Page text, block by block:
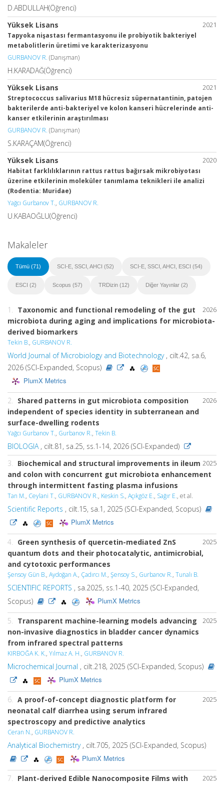
D.ABDULLAH(Öğrenci)
2021
Yüksek Lisans
Tapyoka nişastası fermantasyonu ile probiyotik bakteriyel
metabolitlerin üretimi ve karakterizasyonu
GURBANOV R. (Danışman)
H.KARADAĞ(Öğrenci)
2021
Yüksek Lisans
Streptococcus salivarius M18 hücresiz süpernatantinin, patojen
bakterilerde anti-bakteriyel ve kolon kanseri hücrelerinde anti-
kanser etkilerinin araştırılması
GURBANOV R. (Danışman)
S.KARAÇAM(Öğrenci)
2020
Yüksek Lisans
Habitat farklılıklarının rattus rattus bağırsak mikrobiyotası
üzerine etkilerinin moleküler tanımlama teknikleri ile analizi
(Rodentia: Muridae)
Yağcı Gurbanov T., GURBANOV R.
U.KABAOĞLU(Öğrenci)
Makaleler
Tümü (71) SCI-E, SSCI, AHCI (52) SCI-E, SSCI, AHCI, ESCI (54)
ESCI (2) Scopus (57) TRDizin (12) Diğer Yayınlar (2)
2026
1. Taxonomic and functional remodeling of the gut
microbiota during aging and implications for microbiota-
derived biomarkers
Tekin B., GURBANOV R.
World Journal of Microbiology and Biotechnology, cilt.42, sa.6,
2026 (SCI-Expanded, Scopus)
PlumX Metrics
2026
2. Shared patterns in gut microbiota composition
independent of species identity in subterranean and
surface-dwelling rodents
Yağcı Gurbanov T., Gurbanov R., Tekin B.
BIOLOGIA, cilt.81, sa.25, ss.1-14, 2026 (SCI-Expanded)
2025
3. Biochemical and structural improvements in ileum
and colon with concurrent gut microbiota enhancement
through intermittent fasting plasma infusions
Tan M., Ceylani T., GURBANOV R., Keskin S., Açıkgöz E., Sağır E., et al.
Scientific Reports , cilt.15, sa.1, 2025 (SCI-Expanded, Scopus)
PlumX Metrics
2025
4. Green synthesis of quercetin-mediated ZnS
quantum dots and their photocatalytic, antimicrobial,
and cytotoxic performances
Şensoy Gün B., Aydoğan A., Çadırcı M., Şensoy S., Gurbanov R., Tunalı B.
SCIENTIFIC REPORTS , sa.2025, ss.1-40, 2025 (SCI-Expanded,
Scopus)
PlumX Metrics
2025
5. Transparent machine-learning models advancing
non-invasive diagnostics in bladder cancer dynamics
from infrared spectral patterns
KIRBOĞA K. K., Yılmaz A. H., GURBANOV R.
Microchemical Journal , cilt.218, 2025 (SCI-Expanded, Scopus)
PlumX Metrics
2025
6. A proof-of-concept diagnostic platform for
neonatal calf diarrhea using serum infrared
spectroscopy and predictive analytics
Ceran N., GURBANOV R.
Analytical Biochemistry, cilt.705, 2025 (SCI-Expanded, Scopus)
PlumX Metrics
2025
7. Plant-derived Edible Nanocomposite Films with